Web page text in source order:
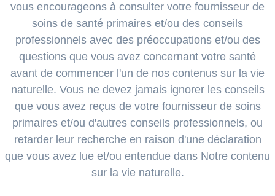
vous encourageons à consulter votre fournisseur de
soins de santé primaires et/ou des conseils
professionnels avec des préoccupations et/ou des
questions que vous avez concernant votre santé
avant de commencer l'un de nos contenus sur la vie
naturelle. Vous ne devez jamais ignorer les conseils
que vous avez reçus de votre fournisseur de soins
primaires et/ou d'autres conseils professionnels, ou
retarder leur recherche en raison d'une déclaration
que vous avez lue et/ou entendue dans Notre contenu
sur la vie naturelle.